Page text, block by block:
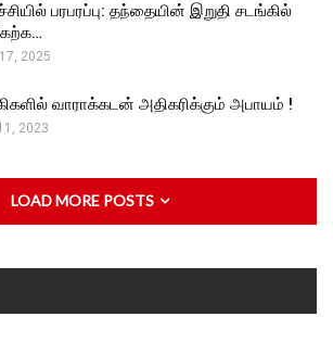
பரபரப்பு: தந்தையின் இறுதி சடங்கில்
2025
வாராக்கடன் அதிகரிக்கும் அபாயம் !
2023
LOAD MORE POSTS